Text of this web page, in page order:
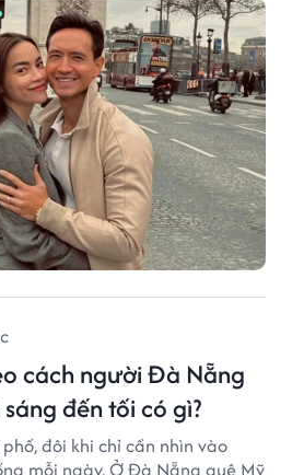
cách người Đà Nẵng
đến tối có gì?
đôi khi chỉ cần nhìn vào
mỗi ngày. Ở Đà Nẵng quê Mỹ